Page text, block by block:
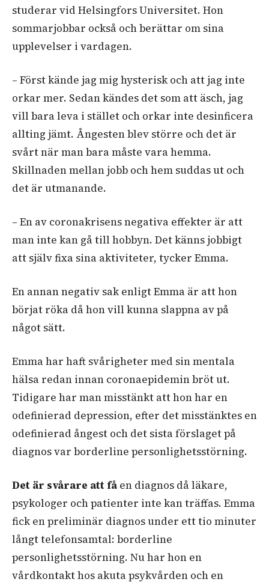
studerar vid Helsingfors Universitet. Hon
sommarjobbar också och berättar om sina
upplevelser i vardagen.
– Först kände jag mig hysterisk och att jag inte
orkar mer. Sedan kändes det som att äsch, jag
vill bara leva i stället och orkar inte desinficera
allting jämt. Ångesten blev större och det är
svårt när man bara måste vara hemma.
Skillnaden mellan jobb och hem suddas ut och
det är utmanande.
– En av coronakrisens negativa effekter är att
man inte kan gå till hobbyn. Det känns jobbigt
att själv fixa sina aktiviteter, tycker Emma.
En annan negativ sak enligt Emma är att hon
börjat röka då hon vill kunna slappna av på
något sätt.
Emma har haft svårigheter med sin mentala
hälsa redan innan coronaepidemin bröt ut.
Tidigare har man misstänkt att hon har en
odefinierad depression, efter det misstänktes en
odefinierad ångest och det sista förslaget på
diagnos var borderline personlighetsstörning.
Det är svårare att få en diagnos då läkare,
psykologer och patienter inte kan träffas. Emma
fick en preliminär diagnos under ett tio minuter
långt telefonsamtal: borderline
personlighetsstörning. Nu har hon en
vårdkontakt hos akuta psykvården och en